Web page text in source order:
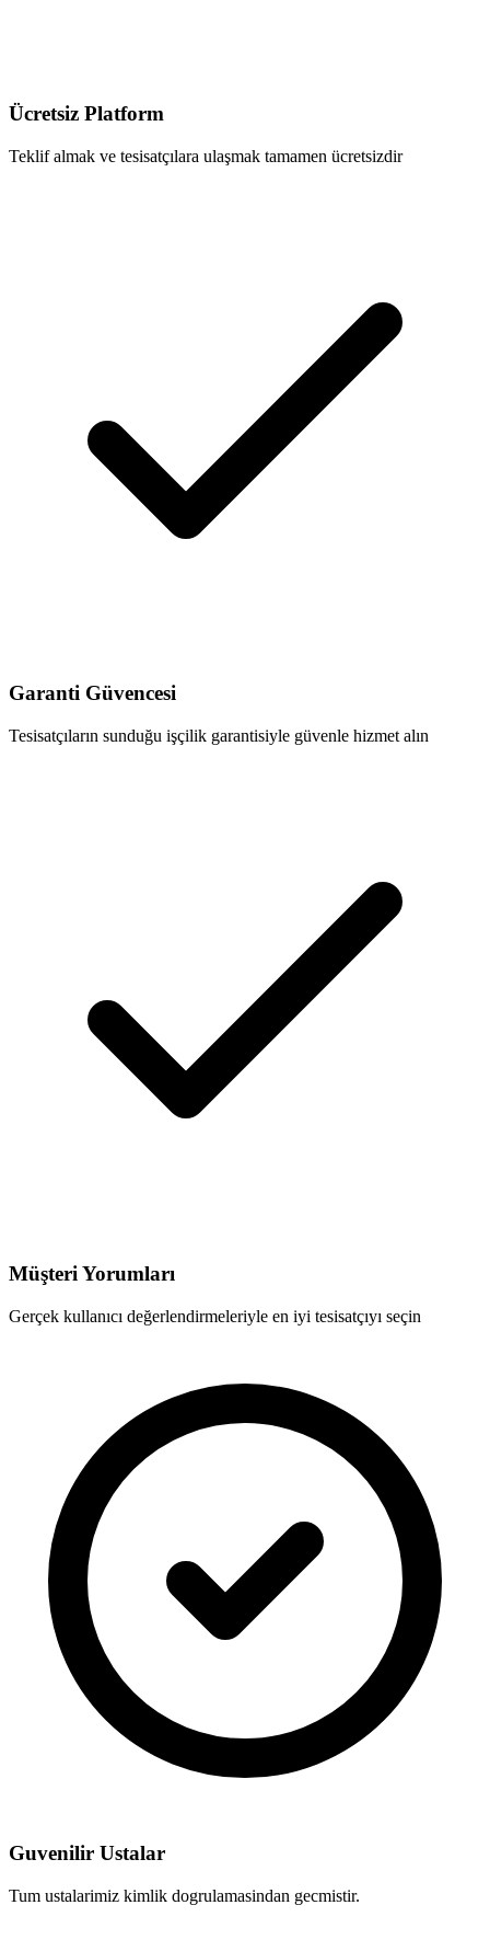
Ücretsiz Platform
Teklif almak ve tesisatçılara ulaşmak tamamen ücretsizdir
Garanti Güvencesi
Tesisatçıların sunduğu işçilik garantisiyle güvenle hizmet alın
Müşteri Yorumları
Gerçek kullanıcı değerlendirmeleriyle en iyi tesisatçıyı seçin
Guvenilir Ustalar
Tum ustalarimiz kimlik dogrulamasindan gecmistir.